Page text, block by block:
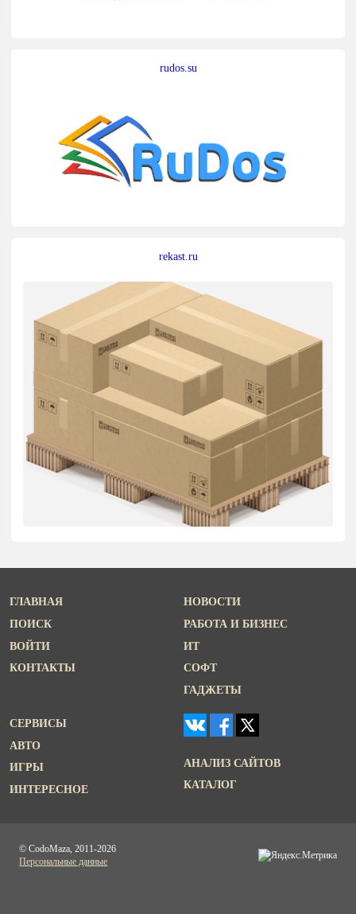
rudos.su
rekast.ru
ГЛАВНАЯ
ПОИСК
ВОЙТИ
КОНТАКТЫ
НОВОСТИ
РАБОТА И БИЗНЕС
ИТ
СОФТ
ГАДЖЕТЫ
СЕРВИСЫ
АВТО
ИГРЫ
ИНТЕРЕСНОЕ
АНАЛИЗ САЙТОВ
КАТАЛОГ
© CodoMaza, 2011-2026
Персональные данные